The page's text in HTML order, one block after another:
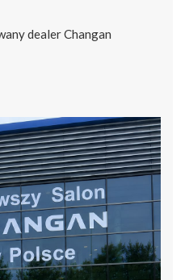
dealer Changan